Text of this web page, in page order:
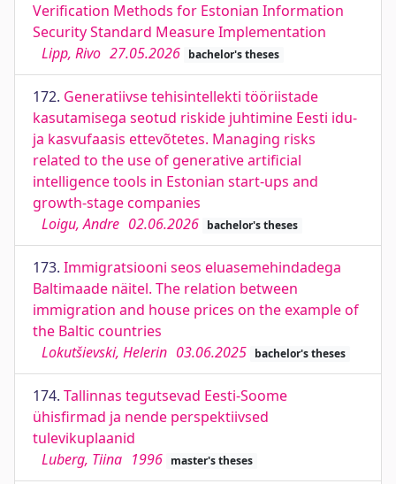
Verification Methods for Estonian Information
Security Standard Measure Implementation
Lipp, Rivo 27.05.2026 bachelor's theses
172. Generatiivse tehisintellekti tööriistade
kasutamisega seotud riskide juhtimine Eesti idu-
ja kasvufaasis ettevõtetes. Managing risks
related to the use of generative artificial
intelligence tools in Estonian start-ups and
growth-stage companies
Loigu, Andre 02.06.2026 bachelor's theses
173. Immigratsiooni seos eluasemehindadega
Baltimaade näitel. The relation between
immigration and house prices on the example of
the Baltic countries
Lokutšievski, Helerin 03.06.2025 bachelor's theses
174. Tallinnas tegutsevad Eesti-Soome
ühisfirmad ja nende perspektiivsed
tulevikuplaanid
Luberg, Tiina 1996 master's theses